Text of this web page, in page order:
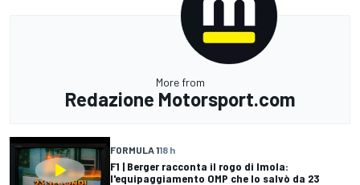
More from
Redazione Motorsport.com
FORMULA 118 h
F1 | Berger racconta il rogo di Imola:
l'equipaggiamento OMP che lo salvò da 23